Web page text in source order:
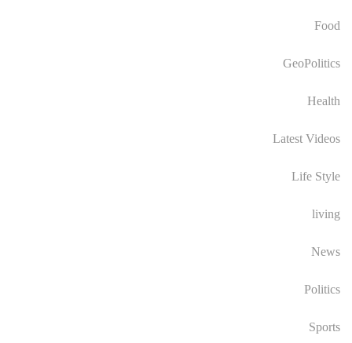
Food
GeoPolitics
Health
Latest Videos
Life Style
living
News
Politics
Sports